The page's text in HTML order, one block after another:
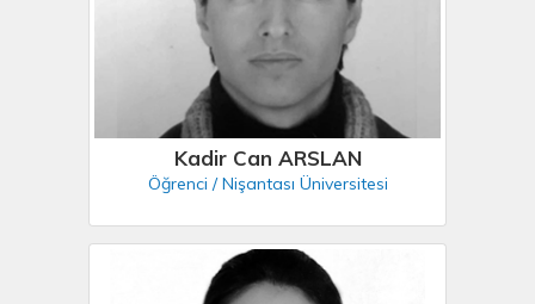
Kadir Can ARSLAN
Öğrenci / Nişantası Üniversitesi